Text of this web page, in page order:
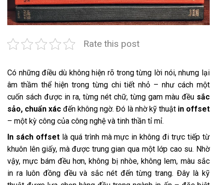
Rate this post
Có những điều dù không hiện rõ trong từng lời nói, nhưng lại
âm thầm thể hiện trong từng chi tiết nhỏ – như cách một
cuốn sách được in ra, từng nét chữ, từng gam màu đều sắc
sảo, chuẩn xác đến không ngờ. Đó là nhờ kỹ thuật in offset
– một kỳ công của công nghệ và tinh thần tỉ mỉ.
In sách offsetlà quá trình mà mực in không đi trực tiếp từ
khuôn lên giấy, mà được trung gian qua một lớp cao su. Nhờ
vậy, mực bám đều hơn, không bị nhòe, không lem, màu sắc
in ra luôn đồng đều và sắc nét đến từng trang. Đây là kỹ